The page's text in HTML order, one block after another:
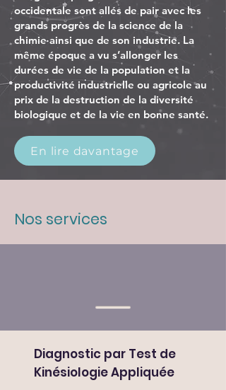
occidentale sont allés de pair avec les
grands progrès de la science de la
chimie ainsi que de son industrie. La
même époque a vu s’allonger les
durées de vie de la population et la
productivité industrielle ou agricole au
prix de la destruction de la diversité
biologique et de la vie en bonne santé.
En lire davantage
Nos services
Diagnostic par Test de
Kinésiologie Appliquée